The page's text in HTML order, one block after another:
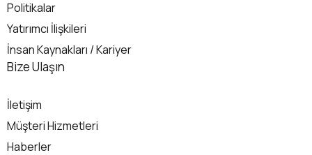
Politikalar
Yatırımcı İlişkileri
İnsan Kaynakları / Kariyer
İletişim
Bize Ulaşın
İletişim
Müşteri Hizmetleri
Haberler